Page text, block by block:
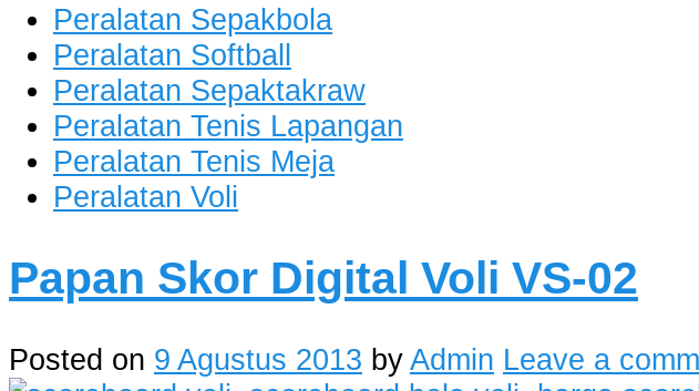
Peralatan Sepakbola
Peralatan Softball
Peralatan Sepaktakraw
Peralatan Tenis Lapangan
Peralatan Tenis Meja
Peralatan Voli
Papan Skor Digital Voli VS-02
Posted on 9 Agustus 2013 byAdmin Leave a